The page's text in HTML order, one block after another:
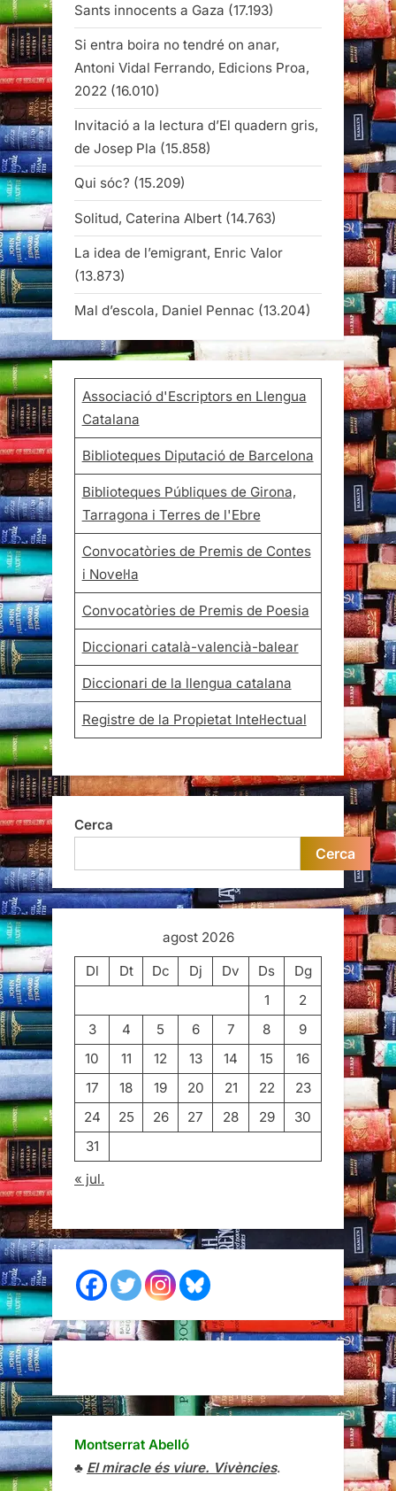
Sants innocents a Gaza (17.193)
Si entra boira no tendré on anar,
Antoni Vidal Ferrando, Edicions Proa,
2022 (16.010)
Invitació a la lectura d’El quadern gris,
de Josep Pla (15.858)
Qui sóc? (15.209)
Solitud, Caterina Albert (14.763)
La idea de l’emigrant, Enric Valor
(13.873)
Mal d’escola, Daniel Pennac (13.204)
Associació d'Escriptors en Llengua
Catalana
Biblioteques Diputació de Barcelona
Biblioteques Públiques de Girona,
Tarragona i Terres de l'Ebre
Convocatòries de Premis de Contes
i Novel·la
Convocatòries de Premis de Poesia
Diccionari català-valencià-balear
Diccionari de la llengua catalana
Registre de la Propietat Intel·lectual
Cerca
Cerca
agost 2026
Dl
Dt Dc Dj Dv Ds
Dg
1
2
3
4 5 6 7 8
9
10
11 12 13 14 15
16
17
18 19 20 21 22
23
24
25 26 27 28 29
30
31
« jul.
Montserrat Abelló
♣ El miracle és viure. Vivències.